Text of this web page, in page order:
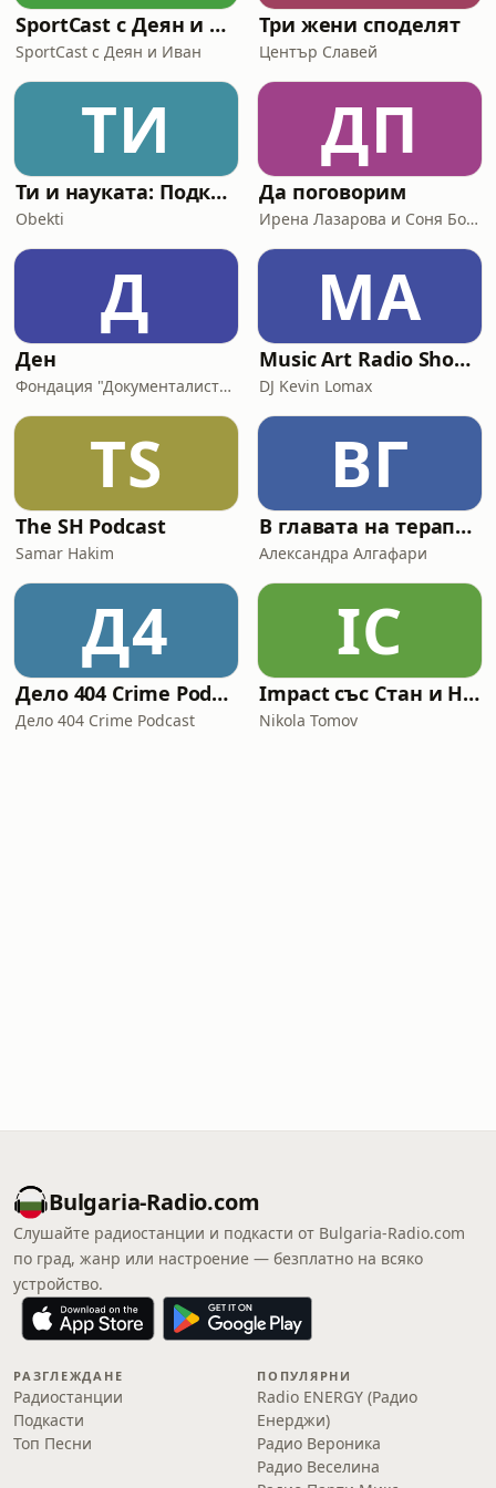
SportCast с Деян и Иван
SportCast с Деян и Иван
Три жени споделят
Център Славей
ТИ
Ти и науката: Подкастът на Обекти
Obekti
ДП
Да поговорим
Ирена Лазарова и Соня Борисова
Д
Ден
Фондация "Документалистите"
MA
Music Art Radio Show-Best of House
DJ Kevin Lomax
TS
The SH Podcast
Samar Hakim
ВГ
В главата на терапевта
Александра Алгафари
Д4
Дело 404 Crime Podcast
Дело 404 Crime Podcast
IС
Impact със Стан и Никола
Nikola Tomov
Bulgaria-Radio.com
Слушайте радиостанции и подкасти от Bulgaria-Radio.com
по град, жанр или настроение — безплатно на всяко
устройство.
РАЗГЛЕЖДАНЕ
Радиостанции
Подкасти
Топ Песни
ПОПУЛЯРНИ
Radio ENERGY (Радио
Енерджи)
Радио Вероника
Радио Веселина